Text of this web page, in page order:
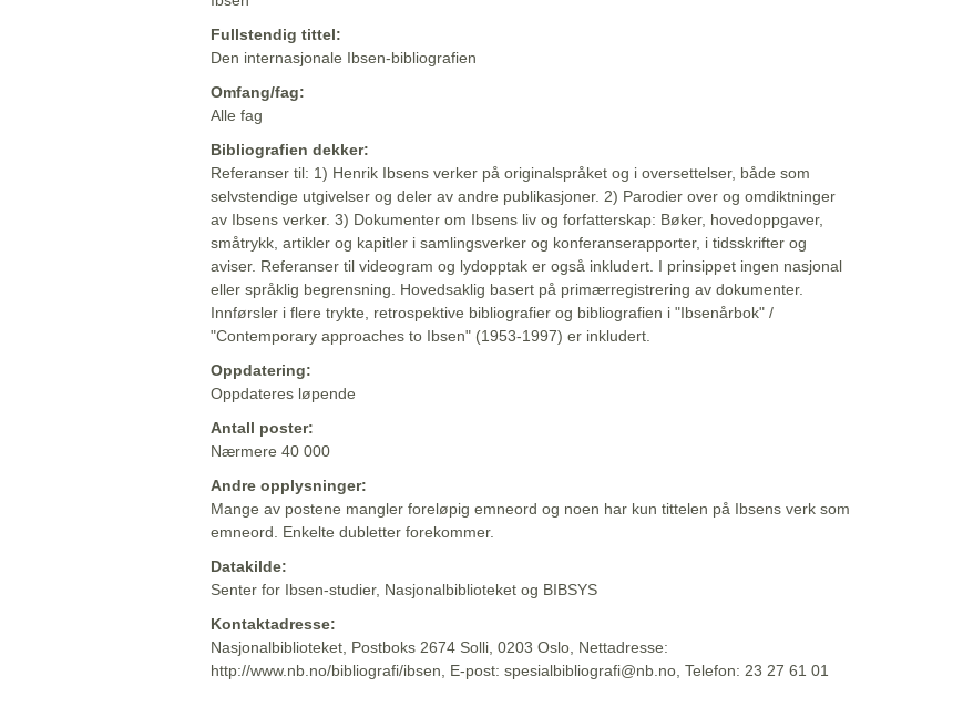
Fullstendig tittel:
Den internasjonale Ibsen-bibliografien
Omfang/fag:
Alle fag
Bibliografien dekker:
Referanser til: 1) Henrik Ibsens verker på originalspråket og i oversettelser, både som
selvstendige utgivelser og deler av andre publikasjoner. 2) Parodier over og omdiktninger
av Ibsens verker. 3) Dokumenter om Ibsens liv og forfatterskap: Bøker, hovedoppgaver,
småtrykk, artikler og kapitler i samlingsverker og konferanserapporter, i tidsskrifter og
aviser. Referanser til videogram og lydopptak er også inkludert. I prinsippet ingen nasjonal
eller språklig begrensning. Hovedsaklig basert på primærregistrering av dokumenter.
Innførsler i flere trykte, retrospektive bibliografier og bibliografien i "Ibsenårbok" /
"Contemporary approaches to Ibsen" (1953-1997) er inkludert.
Oppdatering:
Oppdateres løpende
Antall poster:
Nærmere 40 000
Andre opplysninger:
Mange av postene mangler foreløpig emneord og noen har kun tittelen på Ibsens verk som
emneord. Enkelte dubletter forekommer.
Datakilde:
Senter for Ibsen-studier, Nasjonalbiblioteket og BIBSYS
Kontaktadresse:
Nasjonalbiblioteket, Postboks 2674 Solli, 0203 Oslo, Nettadresse:
http://www.nb.no/bibliografi/ibsen, E-post: spesialbibliografi@nb.no, Telefon: 23 27 61 01